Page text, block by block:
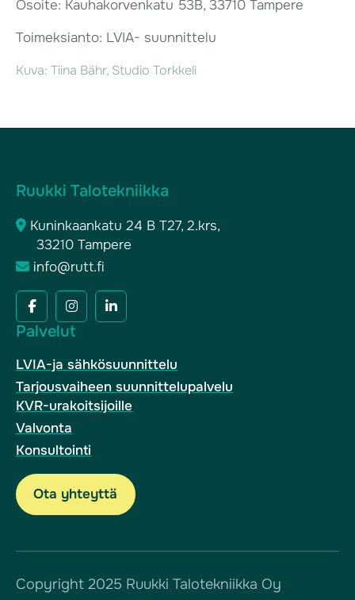
Osoite: Kauhakorvenkatu 53B, 33710 Tampere
Toimeksianto: LVIA- suunnittelu
Kuva: Tiina Bähr, Studio Torkkeli
Ruukki Talotekniikka
Kuninkaankatu 24 B T27, 2.krs,
33210 Tampere
info@rutt.fi
Facebook
(F)
InstagramLinkedIn
Palvelut
LVIA-ja sähkösuunnittelu
Tarjousvaiheen suunnittelupalvelu
KVR-urakoitsijoille
Valvonta
Konsultointi
Ota yhteyttä
Copyright 2025 Ruukki Talotekniikka Oy